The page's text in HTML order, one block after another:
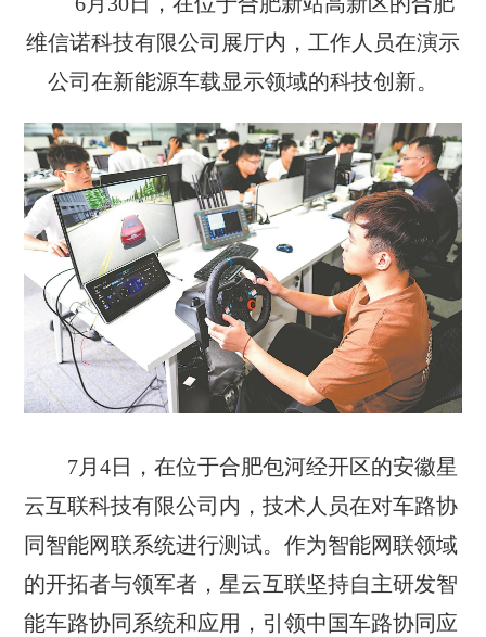
维信诺科技有限公司展厅内，工作人员在演示
公司在新能源车载显示领域的科技创新。
7月4日，在位于合肥包河经开区的安徽星
云互联科技有限公司内，技术人员在对车路协
同智能网联系统进行测试。作为智能网联领域
的开拓者与领军者，星云互联坚持自主研发智
能车路协同系统和应用，引领中国车路协同应